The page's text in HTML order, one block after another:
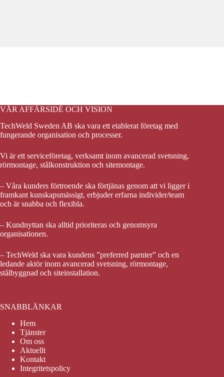
VÅR AFFÄRSIDÉ OCH VISION
TechWeld Sweden AB ska vara ett etablerat företag med
fungerande organisation och processer.
Vi är ett serviceföretag, verksamt inom avancerad svetsning,
rörmontage, stålkonstruktion och sitemontage.
– Våra kunders förtroende ska förtjänas genom att vi ligger i
framkant kunskapsmässigt, erbjuder erfarna individer/team
och är snabba och flexibla.
– Kundnyttan ska alltid prioriteras och genomsyra
organisationen.
– TechWeld ska vara kundens ”preferred parnter” och en
ledande aktör inom avancerad svetsning, rörmontage,
stålbyggnad och siteinstallation.
SNABBLÄNKAR
Hem
Tjänster
Om oss
Aktuellt
Kontakt
Integritetspolicy